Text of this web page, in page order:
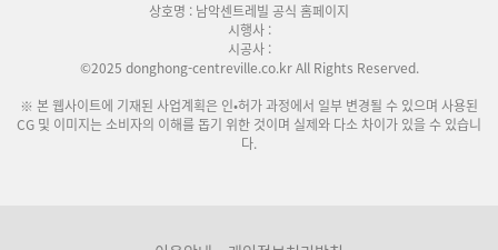
상호명 : 남악센트레빌 공식 홈페이지
시행사 :
시공사 :
©2025 donghong-centreville.co.kr All Rights Reserved.
※ 본 웹사이트에 기재된 사업계획은 인•허가 과정에서 일부 변경될 수 있으며 사용된
CG 및 이미지는 소비자의 이해를 돕기 위한 것이며 실제와 다소 차이가 있을 수 있습니
다.